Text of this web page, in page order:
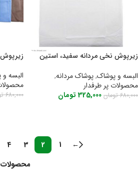
زیرپوش نخی مردانه سفید، استین
البسه و پوشاک,پوشاک مردانه,
محصولات پر طرفدار
680,000 تومان 325,000 تومان
البسه
680,000
←
1
2
3
4
برای اطلاع از کالاهای جدید و اخبار